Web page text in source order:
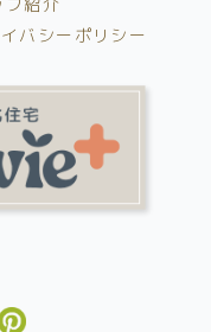
バシーポリシー